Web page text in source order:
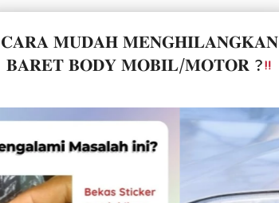
𝐂𝐀𝐑𝐀 𝐌𝐔𝐃𝐀𝐇 𝐌𝐄𝐍𝐆𝐇𝐈𝐋𝐀𝐍𝐆𝐊𝐀𝐍
𝐁𝐀𝐑𝐄𝐓 𝐁𝐎𝐃𝐘 𝐌𝐎𝐁𝐈𝐋/𝐌𝐎𝐓𝐎𝐑 ?